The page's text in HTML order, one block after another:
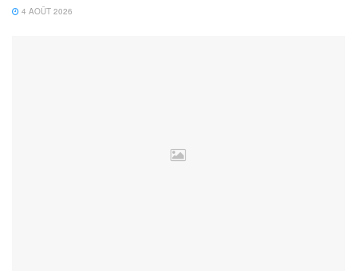
4 AOÛT 2026